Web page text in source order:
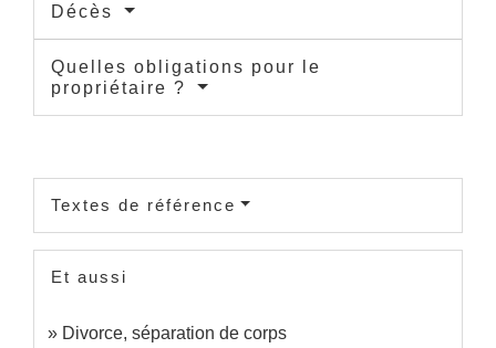
Décès
Quelles obligations pour le
propriétaire ?
Textes de référence
Et aussi
Divorce, séparation de corps